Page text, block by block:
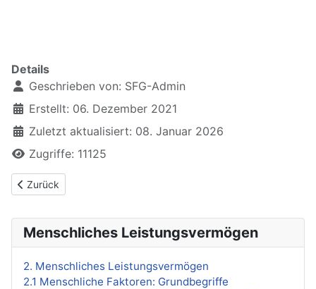
Details
Geschrieben von: SFG-Admin
Erstellt: 06. Dezember 2021
Zuletzt aktualisiert: 08. Januar 2026
Zugriffe: 11125
Vorheriger Beitrag: Literatur und Hinweise
Zurück
Menschliches Leistungsvermögen
2. Menschliches Leistungsvermögen
2.1 Menschliche Faktoren: Grundbegriffe